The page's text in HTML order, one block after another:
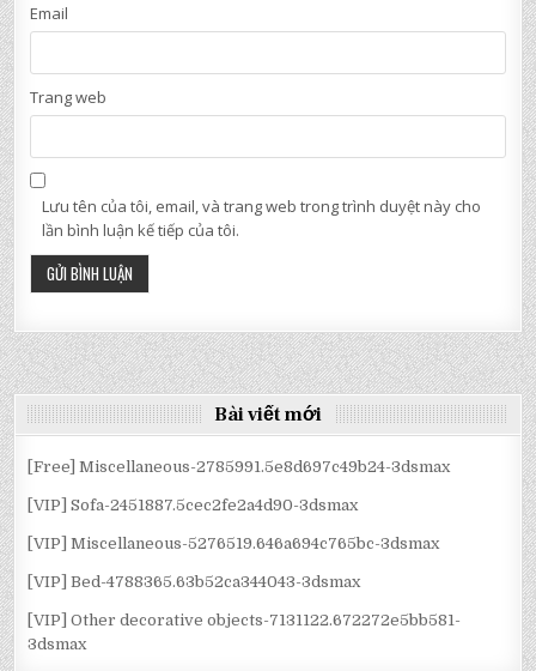
Email
Trang web
Lưu tên của tôi, email, và trang web trong trình duyệt này cho
lần bình luận kế tiếp của tôi.
Bài viết mới
[Free] Miscellaneous-2785991.5e8d697c49b24-3dsmax
[VIP] Sofa-2451887.5cec2fe2a4d90-3dsmax
[VIP] Miscellaneous-5276519.646a694c765bc-3dsmax
[VIP] Bed-4788365.63b52ca344043-3dsmax
[VIP] Other decorative objects-7131122.672272e5bb581-
3dsmax